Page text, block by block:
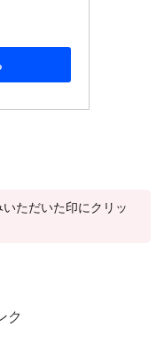
ただいた印にクリッ
ク